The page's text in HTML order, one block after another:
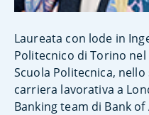
Laureata con lode in
Politecnico di Torino
Scuola Politecnica,
carriera lavorativa a
Banking team di Bank